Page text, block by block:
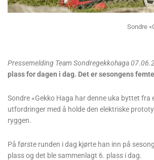
Sondre
Pressemelding Team Sondregekkohaga
plass for dagen i dag. Det er sesongens
Sondre «Gekko Haga har denne uka byttet
utfordringer med å holde den elektriske
ryggen.
På første runden i dag kjørte han inn på
plass og det ble sammenlagt 6. plass i dag.